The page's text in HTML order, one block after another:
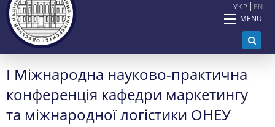
УКР EN
MENU
І Міжнародна науково-практична
конференція кафедри маркетингу
та міжнародної логістики ОНЕУ